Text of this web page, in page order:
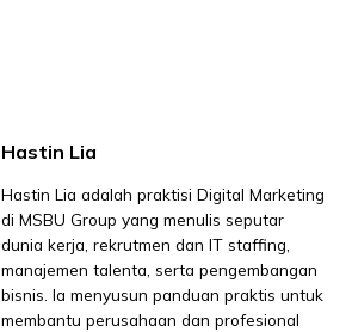
Hastin Lia
Hastin Lia adalah praktisi Digital Marketing
di MSBU Group yang menulis seputar
dunia kerja, rekrutmen dan IT staffing,
manajemen talenta, serta pengembangan
bisnis. Ia menyusun panduan praktis untuk
membantu perusahaan dan profesional